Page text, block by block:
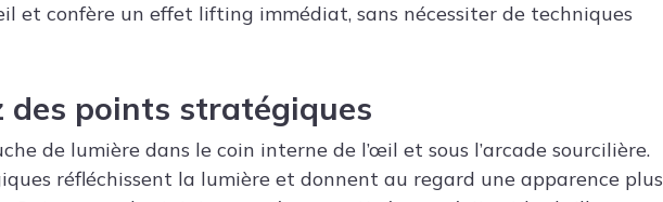
et confère un effet lifting immédiat, sans nécessiter de techniques
des points stratégiques
de lumière dans le coin interne de l’œil et sous l’arcade sourcilière.
réfléchissent la lumière et donnent au regard une apparence plus